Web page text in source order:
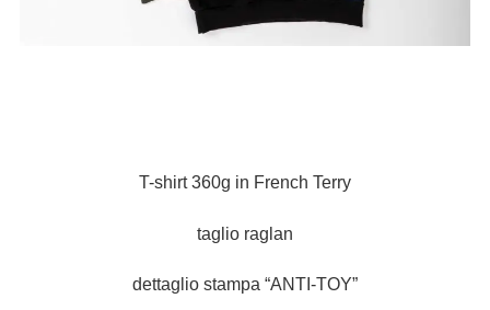
T-shirt 360g in French Terry
taglio raglan
dettaglio stampa “ANTI-TOY”